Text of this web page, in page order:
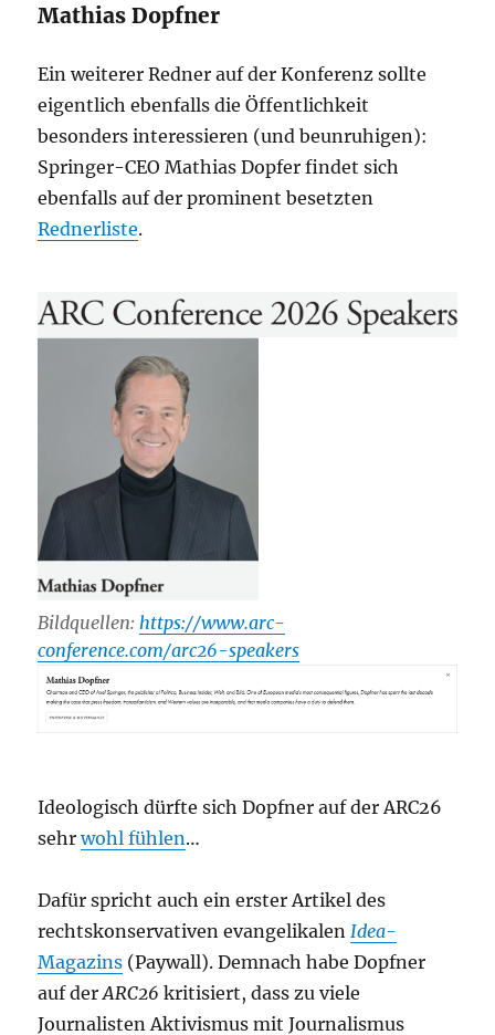
Mathias Dopfner
Ein weiterer Redner auf der Konferenz sollte
eigentlich ebenfalls die Öffentlichkeit
besonders interessieren (und beunruhigen):
Springer-CEO Mathias Dopfer findet sich
ebenfalls auf der prominent besetzten
Rednerliste.
Bildquellen:https://www.arc-
conference.com/arc26-speakers
Ideologisch dürfte sich Dopfner auf der ARC26
sehrwohl fühlen…
Dafür spricht auch ein erster Artikel des
rechtskonservativen evangelikalen Idea-
Magazins (Paywall). Demnach habe Dopfner
auf derARC26 kritisiert, dass zu viele
Journalisten Aktivismus mit Journalismus